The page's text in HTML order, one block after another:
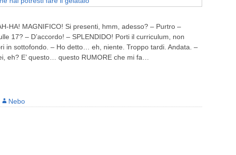
HA! MAGNIFICO! Si presenti, hmm, adesso? – Purtro –
17? – D’accordo! – SPLENDIDO! Porti il curriculum, non
in sottofondo. – Ho detto… eh, niente. Troppo tardi. Andata. –
eh? E’ questo… questo RUMORE che mi fa…
Nebo